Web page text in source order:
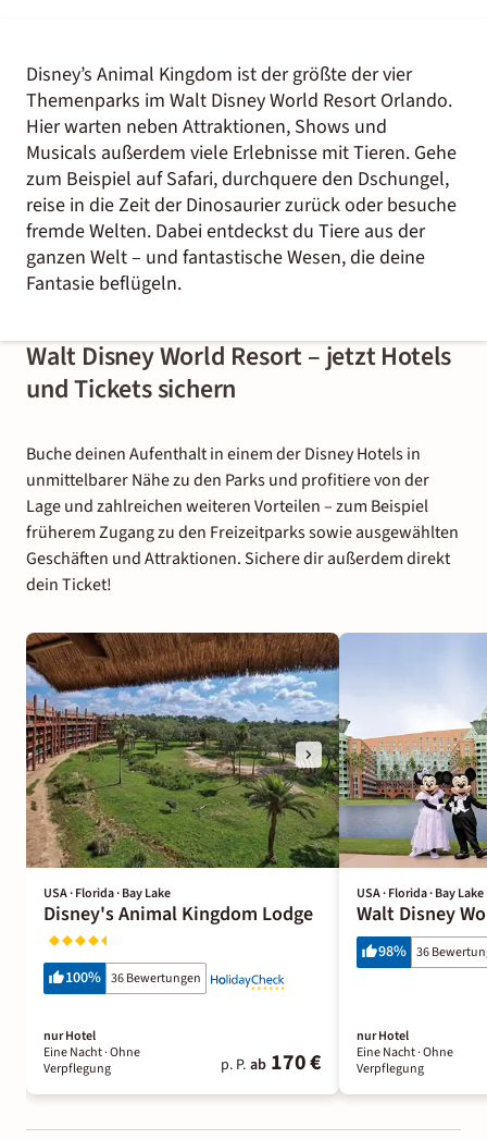
Disney’s Animal Kingdom ist der größte der vier
Themenparks im Walt Disney World Resort Orlando.
Hier warten neben Attraktionen, Shows und
Musicals außerdem viele Erlebnisse mit Tieren. Gehe
zum Beispiel auf Safari, durchquere den Dschungel,
reise in die Zeit der Dinosaurier zurück oder besuche
fremde Welten. Dabei entdeckst du Tiere aus der
ganzen Welt – und fantastische Wesen, die deine
Fantasie beflügeln.
Walt Disney World Resort – jetzt Hotels
und Tickets sichern
Buche deinen Aufenthalt in einem der Disney Hotels in
unmittelbarer Nähe zu den Parks und profitiere von der
Lage und zahlreichen weiteren Vorteilen – zum Beispiel
früherem Zugang zu den Freizeitparks sowie ausgewählten
Geschäften und Attraktionen. Sichere dir außerdem direkt
dein Ticket!
USA · Florida · Bay Lake
Disney's Animal Kingdom Lodge
100% 36 Bewertungen
nur Hotel
Eine Nacht· Ohne
Verpflegung
p. P. ab 170 €
USA · Florida · Bay Lake
Walt Disney
98% 36
nur Hotel
Eine Nacht· Ohne
Verpflegung